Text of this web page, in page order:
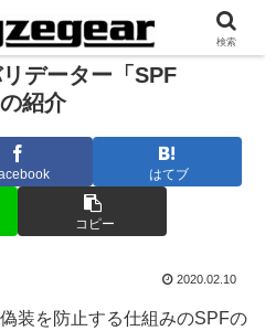
データー「SPF
紹介
はてブ
コピー
2020.02.10
装を防止する仕組みのSPFの
検索